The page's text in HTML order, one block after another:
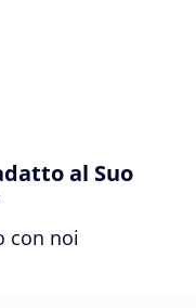
al Suo
con noi